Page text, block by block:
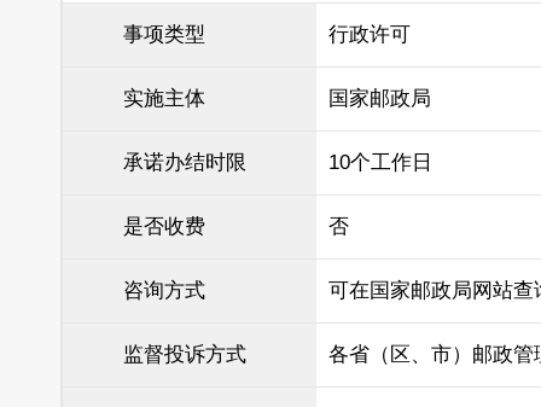
事项类型 行政许可
实施主体 国家邮政局
承诺办结时限 10个工作日
是否收费 否
咨询方式 可在国家邮政局网站查
监督投诉方式 各省（区、市）邮政管